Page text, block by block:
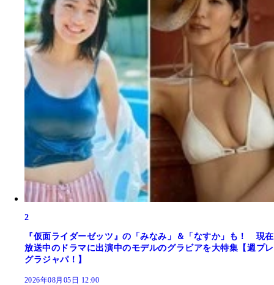
2
『仮面ライダーゼッツ』の「みなみ」＆「なすか」も！ 現在
放送中のドラマに出演中のモデルのグラビアを大特集【週プレ
グラジャパ！】
2026年08月05日 12:00